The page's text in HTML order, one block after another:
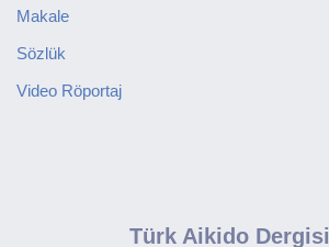
Makale
Sözlük
Video Röportaj
Türk Aikido Dergisi